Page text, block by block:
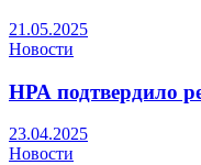
21.05.2025
Новости
НРА подтвердило
23.04.2025
Новости